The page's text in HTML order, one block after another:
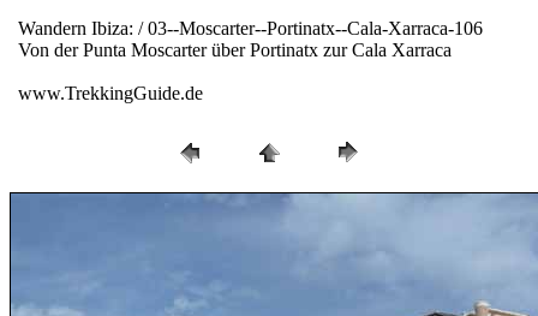
Wandern Ibiza: / 03--Moscarter--Portinatx--Cala-Xarraca-106
Von der Punta Moscarter über Portinatx zur Cala Xarraca
www.TrekkingGuide.de